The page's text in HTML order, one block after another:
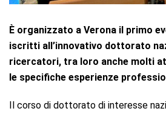
È organizzato a Verona il primo
iscritti all’innovativo dottorato
ricercatori, tra loro anche molti
le specifiche esperienze
Il corso di dottorato di interesse